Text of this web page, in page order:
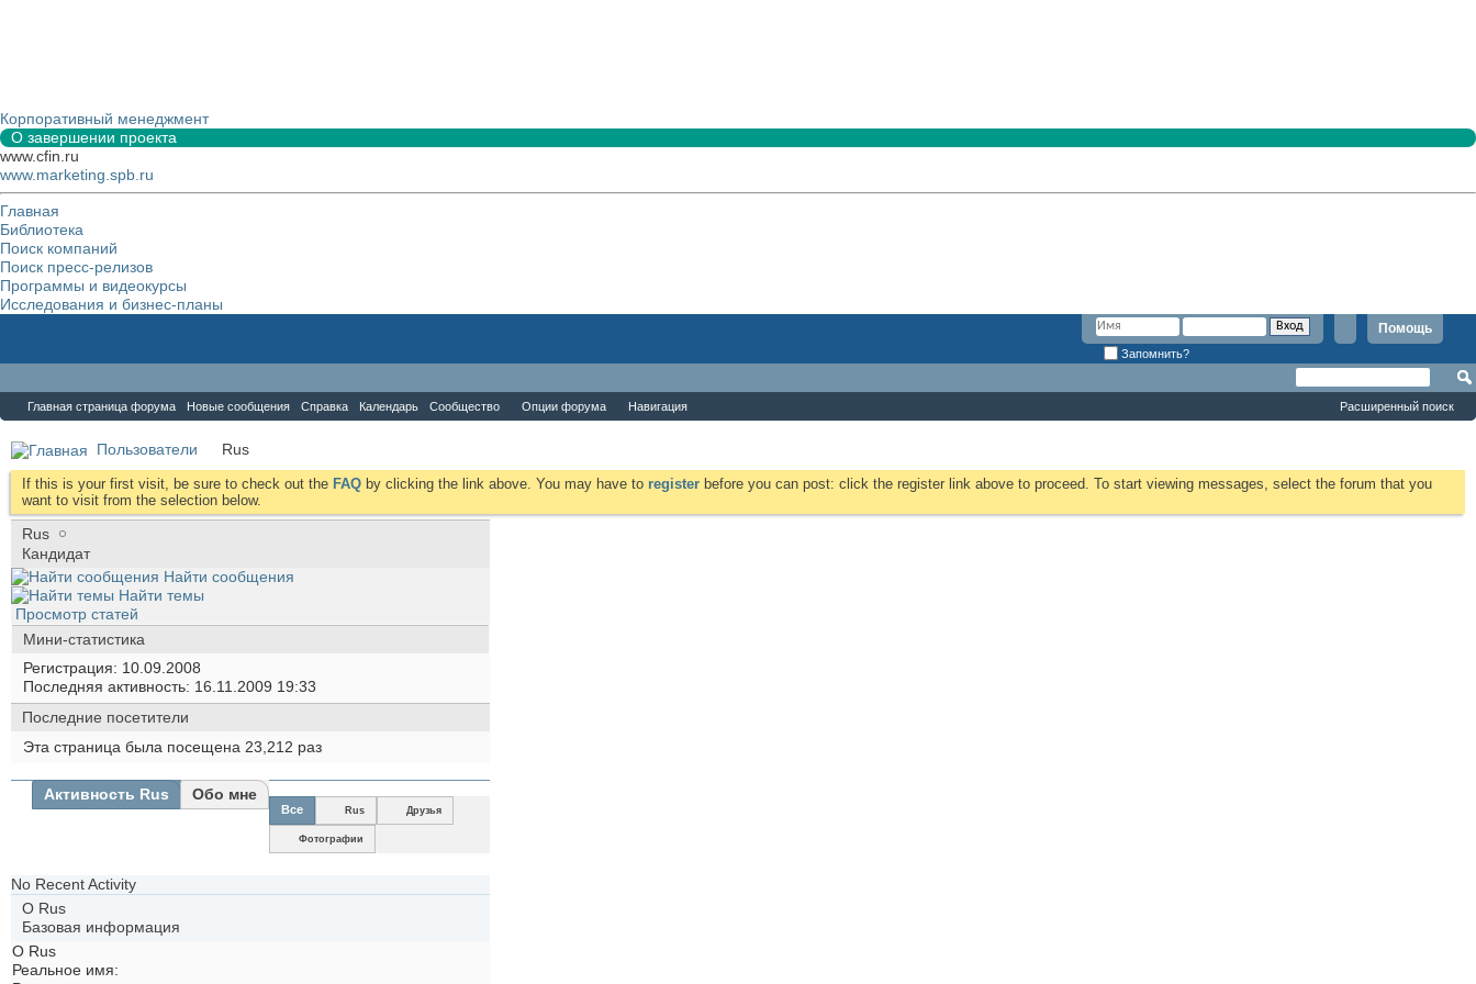
Корпоративный менеджмент
О завершении проекта
www.cfin.ru
www.marketing.spb.ru
Главная
Библиотека
Поиск компаний
Поиск пресс-релизов
Программы и видеокурсы
Исследования и бизнес-планы
Помощь
Запомнить?
Главная страница форума Новые сообщения Справка Календарь Сообщество Опции форума Навигация Расширенный поиск
Пользователи Rus
If this is your first visit, be sure to check out the FAQ by clicking the link above. You may have to register before you can post: click the register link above to proceed. To start viewing messages, select the forum that you
want to visit from the selection below.
Rus
Кандидат
Найти сообщения
Найти темы
Просмотр статей
Мини-статистика
Регистрация
10.09.2008
Последняя активность 16.11.2009 19:33
Последние посетители
Эта страница была посещена 23,212 раз
Активность Rus Обо мне
Все Rus Друзья
Фотографии
No Recent Activity
О Rus
Базовая информация
О Rus
Реальное имя: